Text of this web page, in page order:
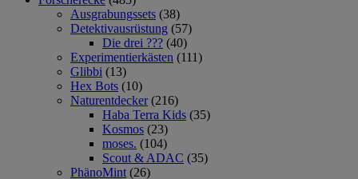
Ausgrabungssets (38)
Detektivausrüstung (57)
Die drei ??? (40)
Experimentierkästen (111)
Glibbi (13)
Hex Bots (10)
Naturentdecker (216)
Haba Terra Kids (35)
Kosmos (23)
moses. (104)
Scout & ADAC (35)
PhänoMint (26)